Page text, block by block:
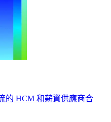
的 HCM 和薪資供應商合